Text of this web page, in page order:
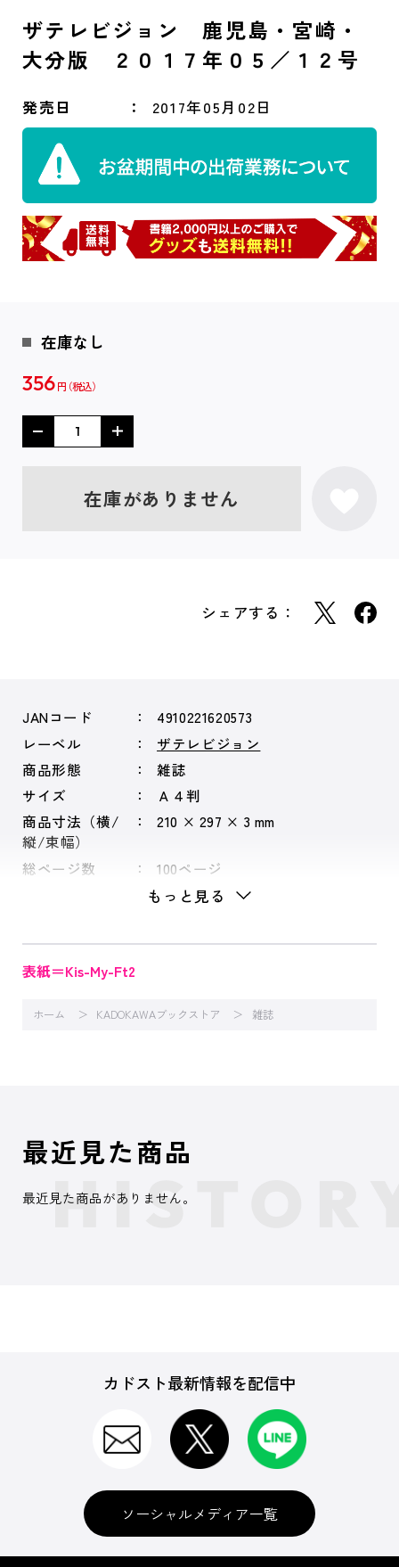
ザテレビジョン 鹿児島・宮崎・
大分版 ２０１７年０５／１２号
発売日 2017年05月02日
在庫なし
356 円
在庫がありません
シェアする：
JANコード
4910221620573
レーベル
ザテレビジョン
商品形態
雑誌
サイズ
Ａ４判
商品寸法（横/
縦/束幅）
210 × 297 × 3 mm
総ページ数 100ページ
もっと見る
表紙＝Kis-My-Ft2
ホーム KADOKAWAブックストア 雑誌
最近見た商品
最近見た商品がありません。
カドスト最新情報を配信中
ソーシャルメディア一覧